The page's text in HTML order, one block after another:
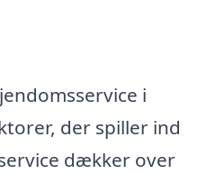
i
der spiller ind
dækker over